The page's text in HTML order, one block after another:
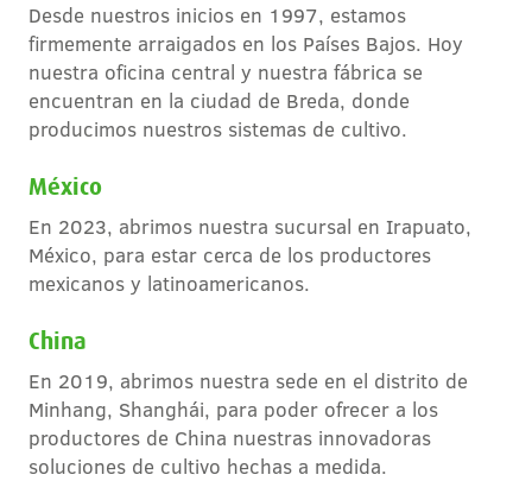
Desde nuestros inicios en 1997, estamos
firmemente arraigados en los Países Bajos. Hoy
nuestra oficina central y nuestra fábrica se
encuentran en la ciudad de Breda, donde
producimos nuestros sistemas de cultivo.
México
En 2023, abrimos nuestra sucursal en Irapuato,
México, para estar cerca de los productores
mexicanos y latinoamericanos.
China
En 2019, abrimos nuestra sede en el distrito de
Minhang, Shanghái, para poder ofrecer a los
productores de China nuestras innovadoras
soluciones de cultivo hechas a medida.